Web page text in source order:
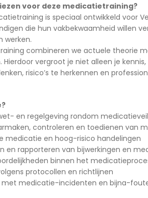
voor deze medicatietraining?
is speciaal ontwikkeld voor
die hun vakbekwaamheid willen
werken.
combineren we actuele theorie
Hierdoor vergroot je niet alleen je
risico’s te herkennen en
en regelgeving rondom
controleren en toedienen van
medicatie en hoog-risico handelingen
en rapporteren van bijwerkingen en
binnen het
protocollen en richtlijnen
medicatie-incidenten en bijna-